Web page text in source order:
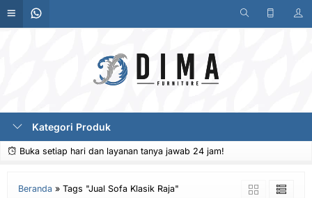
Kategori Produk
Buka setiap hari dan layanan tanya jawab 24 jam!
Beranda » Tags "Jual Sofa Klasik Raja"